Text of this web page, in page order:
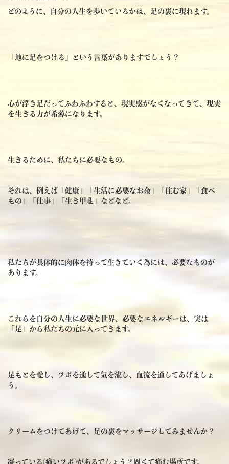
どのように、自分の人生を歩いているかは、足の裏に現れます。
「地に足をつける」という言葉がありますでしょう？
心が浮き足だってふわふわすると、現実感がなくなってきて、現実
を生きる力が希薄になります。
生きるために、私たちに必要なもの。
それは、例えば「健康」「生活に必要なお金」「住む家」「食べ
もの」「仕事」「生き甲斐」などなど。
私たちが具体的に肉体を持って生きていく為には、必要なものが
あります。
これらを自分の人生に必要な世界、必要なエネルギーは、実は
「足」から私たちの元に入ってきます。
足もとを愛し、ツボを通して気を流し、血流を通してあげましょ
う。
クリームをつけてあげて、足の裏をマッサージしてみませんか？
凝っている(痛いツボ)があるでしょう？固くて痛む場所です。